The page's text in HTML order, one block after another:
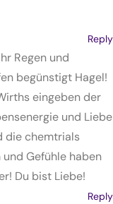
Reply
Regen und
begünstigt Hagel!
eingeben der
und Liebe
die chemtrials
Gefühle haben
Du bist Liebe!
Reply